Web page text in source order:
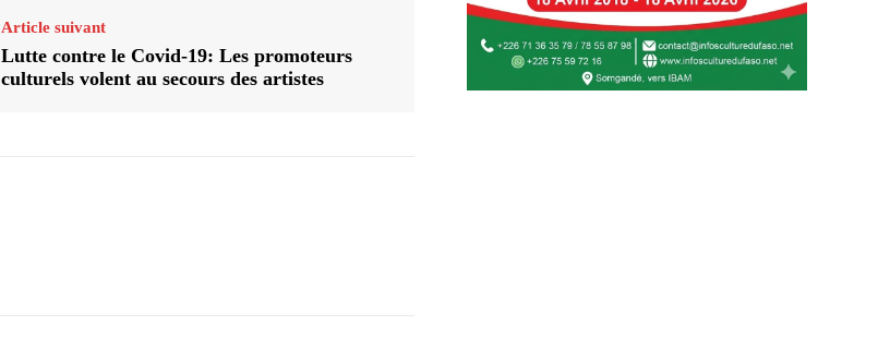
Article suivant
Lutte contre le Covid-19: Les promoteurs
culturels volent au secours des artistes